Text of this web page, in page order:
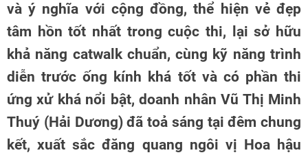
và ý nghĩa với cộng đồng, thể hiện vẻ đẹp
tâm hồn tốt nhất trong cuộc thi, lại sở hữu
khả năng catwalk chuẩn, cùng kỹ năng trình
diễn trước ống kính khá tốt và có phần thi
ứng xử khá nổi bật, doanh nhân Vũ Thị Minh
Thuý (Hải Dương) đã toả sáng tại đêm chung
kết, xuất sắc đăng quang ngôi vị Hoa hậu